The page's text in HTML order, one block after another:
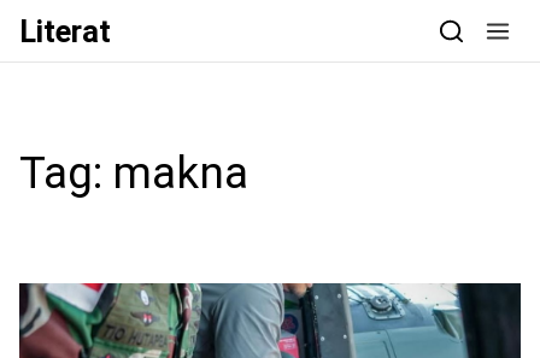
Skip to content
Literat
Tag: makna